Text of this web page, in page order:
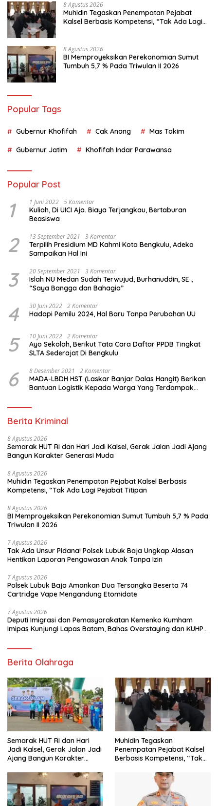
8 Agustus 2026
Muhidin Tegaskan Penempatan Pejabat
Kalsel Berbasis Kompetensi, “Tak Ada Lagi
8 Agustus 2026
BI Memproyeksikan Perekonomian Sumut
Tumbuh 5,7 % Pada Triwulan II 2026
Popular Tags
Gubernur Khofifah Cak Anang Mas Takim
Gubernur Jatim Khofifah Indar Parawansa
Popular Post
1 1 Juni 2022 5 Komentar
Kuliah, Di UICI Aja. Biaya Terjangkau, Bertaburan
Beasiswa
2 13 September 2021 3 Komentar
Terpilih Presidium MD Kahmi Kota Bengkulu, Adeko
Sampaikan Hal Ini
3 20 September 2021 3 Komentar
Islah NU Medan Sudah Terwujud, Burhanuddin, SE ,
“Saya Bangga dan Bahagia”
4 30 Juni 2022 2 Komentar
Hadapi Pemilu 2024, Hal Baru Tanpa Perubahan UU
5 10 Juni 2022 2 Komentar
Ayo Sekolah, Berikut Tata Cara Daftar PPDB Tingkat
SLTA Sederajat Di Bengkulu
6 8 Desember 2021 2 Komentar
MADA-LBDH HST (Laskar Banjar Dalas Hangit) Berikan
Bantuan Logistik Kepada Warga Yang Terdampak
Berita Kriminal
8 Agustus 2026
Semarak HUT RI dan Hari Jadi Kalsel, Gerak Jalan Jadi Ajang
Bangun Karakter Generasi Muda
8 Agustus 2026
Muhidin Tegaskan Penempatan Pejabat Kalsel Berbasis
Kompetensi, “Tak Ada Lagi Pejabat Titipan
8 Agustus 2026
BI Memproyeksikan Perekonomian Sumut Tumbuh 5,7 % Pada
Triwulan II 2026
7 Agustus 2026
Tak Ada Unsur Pidana! Polsek Lubuk Baja Ungkap Alasan
Hentikan Laporan Pengawasan Anak Tanpa Izin
7 Agustus 2026
Polsek Lubuk Baja Amankan Dua Tersangka Beserta 74
Cartridge Vape Mengandung Etomidate
7 Agustus 2026
Deputi Imigrasi dan Pemasyarakatan Kemenko Kumham
Imipas Kunjungi Lapas Batam, Bahas Overstaying dan KUHP
Berita Olahraga
Semarak HUT RI dan Hari
Jadi Kalsel, Gerak Jalan Jadi
Ajang Bangun Karakter
Muhidin Tegaskan
Penempatan Pejabat Kalsel
Berbasis Kompetensi, “Tak